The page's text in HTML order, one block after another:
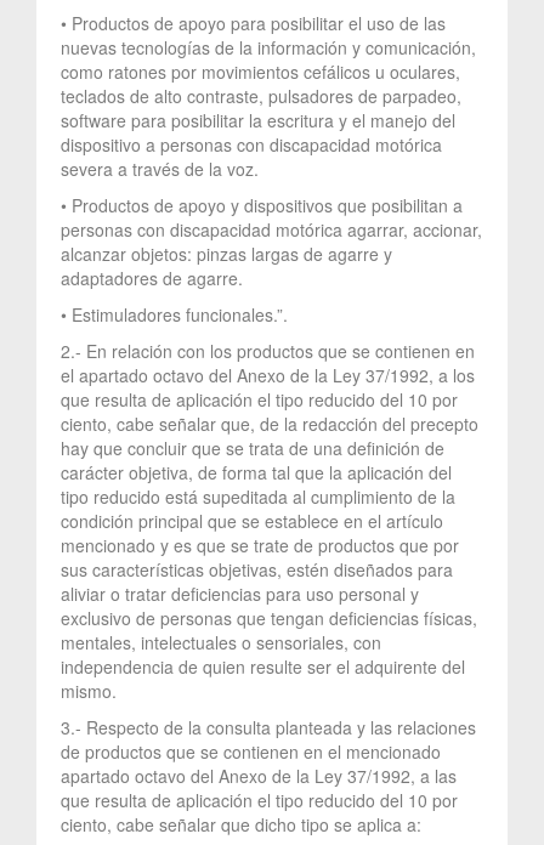
• Productos de apoyo para posibilitar el uso de las
nuevas tecnologías de la información y comunicación,
como ratones por movimientos cefálicos u oculares,
teclados de alto contraste, pulsadores de parpadeo,
software para posibilitar la escritura y el manejo del
dispositivo a personas con discapacidad motórica
severa a través de la voz.
• Productos de apoyo y dispositivos que posibilitan a
personas con discapacidad motórica agarrar, accionar,
alcanzar objetos: pinzas largas de agarre y
adaptadores de agarre.
• Estimuladores funcionales.”.
2.- En relación con los productos que se contienen en
el apartado octavo del Anexo de la Ley 37/1992, a los
que resulta de aplicación el tipo reducido del 10 por
ciento, cabe señalar que, de la redacción del precepto
hay que concluir que se trata de una definición de
carácter objetiva, de forma tal que la aplicación del
tipo reducido está supeditada al cumplimiento de la
condición principal que se establece en el artículo
mencionado y es que se trate de productos que por
sus características objetivas, estén diseñados para
aliviar o tratar deficiencias para uso personal y
exclusivo de personas que tengan deficiencias físicas,
mentales, intelectuales o sensoriales, con
independencia de quien resulte ser el adquirente del
mismo.
3.- Respecto de la consulta planteada y las relaciones
de productos que se contienen en el mencionado
apartado octavo del Anexo de la Ley 37/1992, a las
que resulta de aplicación el tipo reducido del 10 por
ciento, cabe señalar que dicho tipo se aplica a: